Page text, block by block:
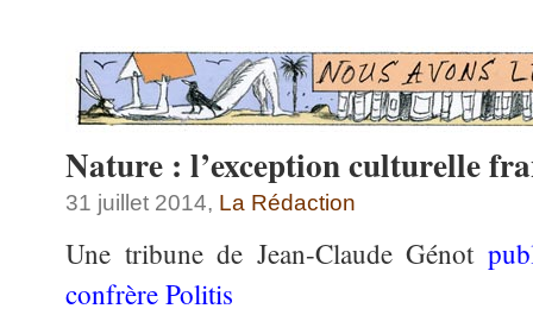
Nature : l’exception culturelle
31 juillet 2014, La Rédaction
Une tribune de Jean-Claude Génot
confrère Politis